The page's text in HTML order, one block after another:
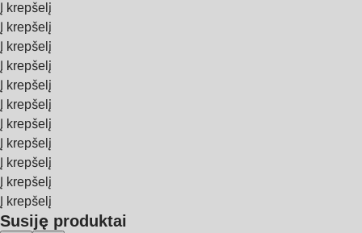
Į krepšelį
Į krepšelį
Į krepšelį
Į krepšelį
Į krepšelį
Į krepšelį
Į krepšelį
Į krepšelį
Į krepšelį
Į krepšelį
Į krepšelį
Susiję produktai